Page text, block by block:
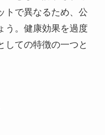
トで異なるため、公
う。健康効果を過度
しての特徴の一つと